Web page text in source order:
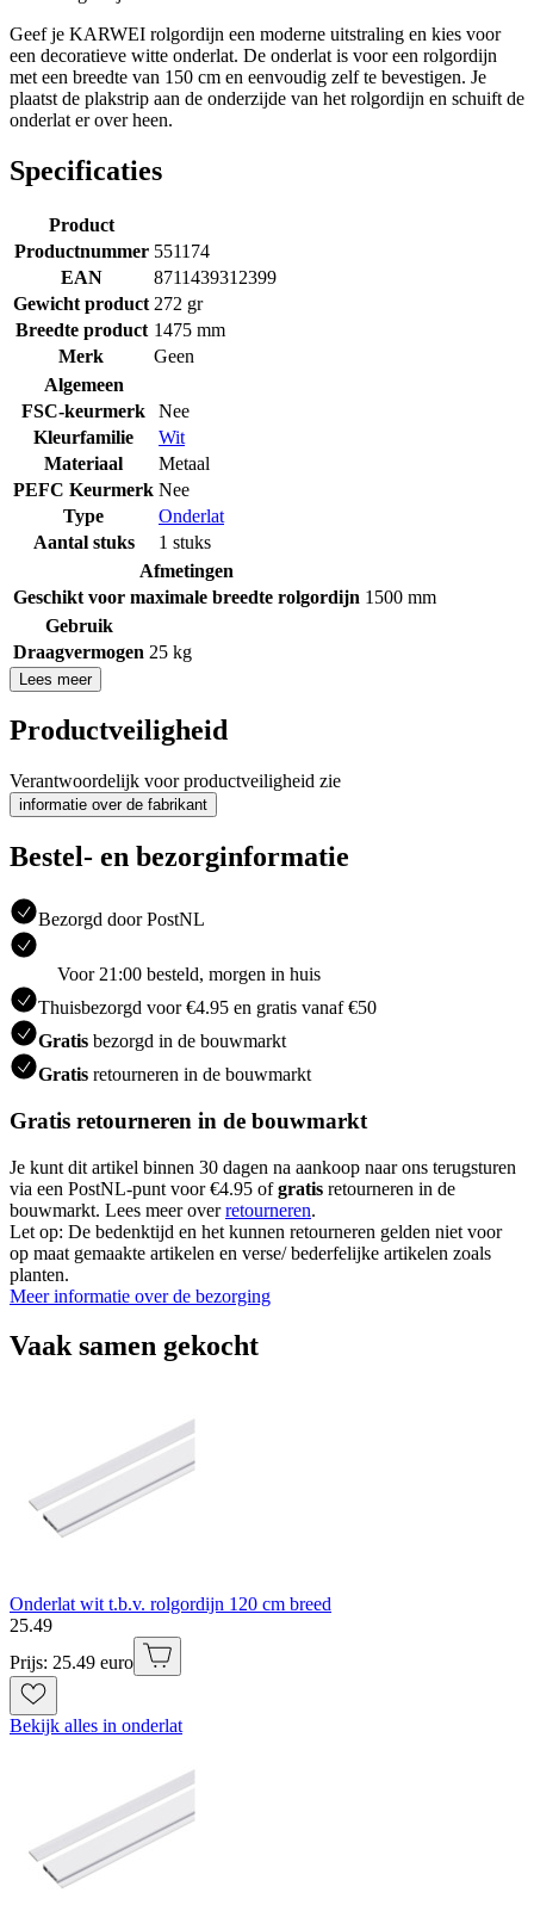
Geef je KARWEI rolgordijn een moderne uitstraling en kies voor
een decoratieve witte onderlat. De onderlat is voor een rolgordijn
met een breedte van 150 cm en eenvoudig zelf te bevestigen. Je
plaatst de plakstrip aan de onderzijde van het rolgordijn en schuift de
onderlat er over heen.
Specificaties
Product
Productnummer 551174
EAN
8711439312399
Gewicht product 272 gr
Breedte product 1475 mm
Merk
Geen
Algemeen
FSC-keurmerk
Nee
Kleurfamilie
Wit
Materiaal
Metaal
PEFC Keurmerk Nee
Type
Onderlat
Aantal stuks
1 stuks
Afmetingen
Geschikt voor maximale breedte rolgordijn 1500 mm
Gebruik
Draagvermogen 25 kg
Lees meer
Productveiligheid
Verantwoordelijk voor productveiligheid zie
informatie over de fabrikant
Bestel- en bezorginformatie
Bezorgd door PostNL
Voor 21:00 besteld, morgen in huis
Thuisbezorgd voor €4.95 en gratis vanaf €50
Gratis bezorgd in de bouwmarkt
Gratis retourneren in de bouwmarkt
Gratis retourneren in de bouwmarkt
Je kunt dit artikel binnen 30 dagen na aankoop naar ons terugsturen
via een PostNL-punt voor €4.95 ofgratis retourneren in de
bouwmarkt. Lees meer overretourneren.
Let op: De bedenktijd en het kunnen retourneren gelden niet voor
op maat gemaakte artikelen en verse/ bederfelijke artikelen zoals
planten.
Meer informatie over de bezorging
Vaak samen gekocht
Onderlat wit t.b.v. rolgordijn 120 cm breed
25.49
Prijs: 25.49 euro
Bekijk alles in onderlat